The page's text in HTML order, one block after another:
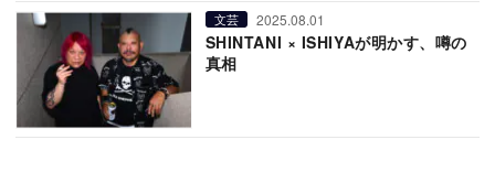
文芸 2025.08.01
SHINTANI × ISHIYAが明かす、噂の
真相